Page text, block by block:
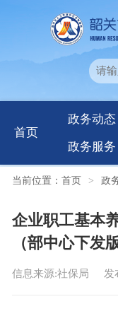
首页
政务动态
政务服务
当前位置： 首页 > 政
企业职工基本
（部中心下发
信息来源:社保局 发